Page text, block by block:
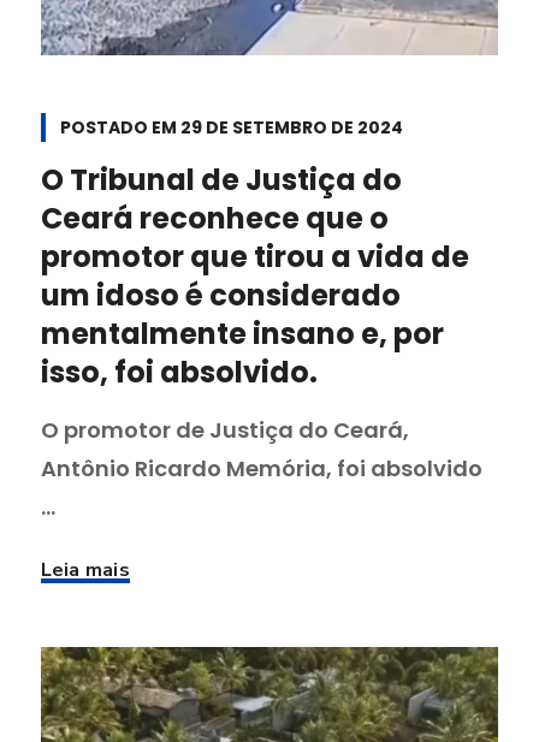
POSTADO EM 29 DE SETEMBRO DE 2024
O Tribunal de Justiça do
Ceará reconhece que o
promotor que tirou a vida de
um idoso é considerado
mentalmente insano e, por
isso, foi absolvido.
O promotor de Justiça do Ceará,
Antônio Ricardo Memória, foi absolvido
...
Leia mais